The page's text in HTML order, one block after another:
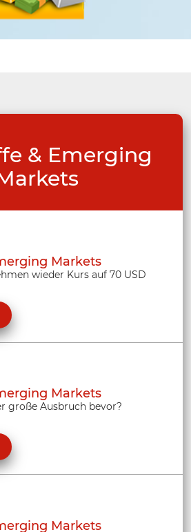
& Emerging
Markets
wieder Kurs auf 70 USD
Markets
große Ausbruch bevor?
Markets